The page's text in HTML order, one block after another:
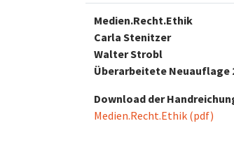
Medien.Recht.Ethik
Carla Stenitzer
Walter Strobl
Überarbeitete Neuauflage
Download der
Medien.Recht.Ethik (pdf)